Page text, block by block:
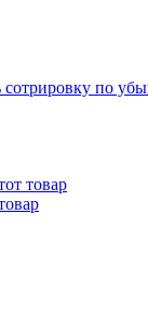
сотрировку по
товар